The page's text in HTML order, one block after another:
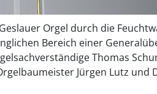
Orgel durch die
Bereich einer
Thomas
Jürgen Lutz und